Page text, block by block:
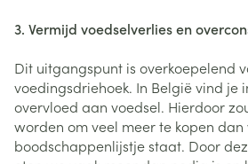
3. Vermijd voedselverlies en
Dit uitgangspunt is overkoepelend
voedingsdriehoek. In België vind je
overvloed aan voedsel. Hierdoor
worden om veel meer te kopen
boodschappenlijstje staat. Door